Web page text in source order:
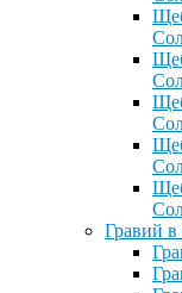
Гравий в